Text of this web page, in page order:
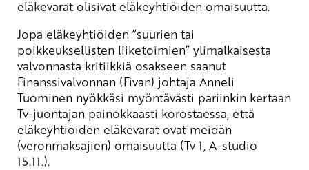
eläkevarat olisivat eläkeyhtiöiden omaisuutta.
Jopa eläkeyhtiöiden ”suurien tai
poikkeuksellisten liiketoimien” ylimalkaisesta
valvonnasta kritiikkiä osakseen saanut
Finanssivalvonnan (Fivan) johtaja Anneli
Tuominen nyökkäsi myöntävästi pariinkin kertaan
Tv-juontajan painokkaasti korostaessa, että
eläkeyhtiöiden eläkevarat ovat meidän
(veronmaksajien) omaisuutta (Tv 1, A-studio
15.11.).